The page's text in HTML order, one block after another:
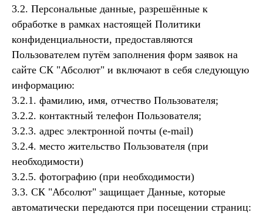
3.2. Персональные данные, разрешённые к
обработке в рамках настоящей Политики
конфиденциальности, предоставляются
Пользователем путём заполнения форм заявок на
сайте СК "Абсолют" и включают в себя следующую
информацию:
3.2.1. фамилию, имя, отчество Пользователя;
3.2.2. контактный телефон Пользователя;
3.2.3. адрес электронной почты (e-mail)
3.2.4. место жительство Пользователя (при
необходимости)
3.2.5. фотографию (при необходимости)
3.3. СК "Абсолют" защищает Данные, которые
автоматически передаются при посещении страниц: